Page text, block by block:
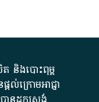
និង​បោះពុម្ព​
ល់​ក្រោម​អាជ្ញា